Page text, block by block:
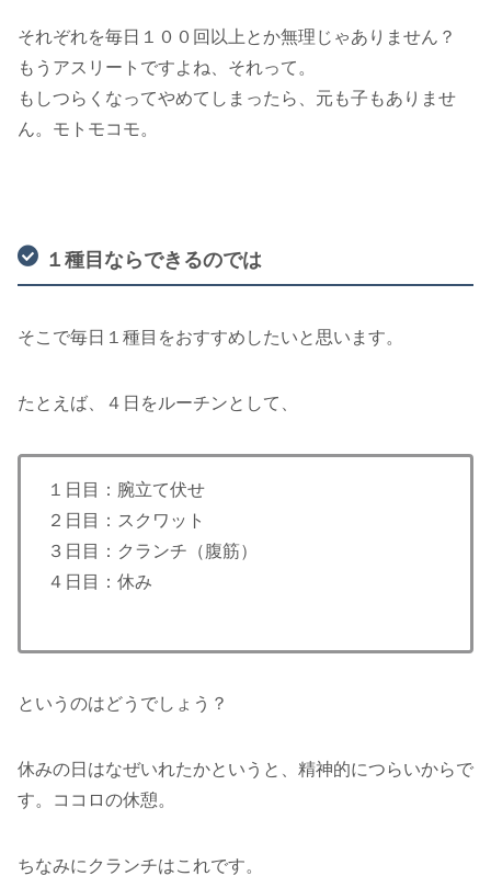
それぞれを毎日１００回以上とか無理じゃありません？
もうアスリートですよね、それって。
もしつらくなってやめてしまったら、元も子もありませ
ん。モトモコモ。
１種目ならできるのでは
そこで毎日１種目をおすすめしたいと思います。
たとえば、４日をルーチンとして、
１日目：腕立て伏せ
２日目：スクワット
３日目：クランチ（腹筋）
４日目：休み
というのはどうでしょう？
休みの日はなぜいれたかというと、精神的につらいからで
す。ココロの休憩。
ちなみにクランチはこれです。